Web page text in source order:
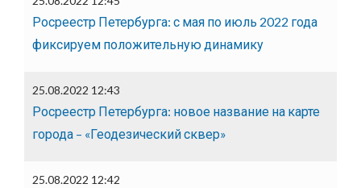
Росреестр Петербурга: с мая по июль 2022 года
фиксируем положительную динамику
25.08.2022 12:43
Росреестр Петербурга: новое название на карте
города – «Геодезический сквер»
25.08.2022 12:42